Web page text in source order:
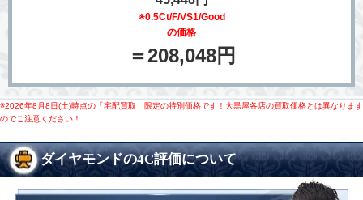
※0.5Ct/F/VS1/Good
の価格
＝208,048円
※2026年8月8日(土)時点の「宅配買取」限定の特別価格です！大黒屋各店の買取価格とは異なります
のでご注意ください！
ダイヤモンドの4C評価について